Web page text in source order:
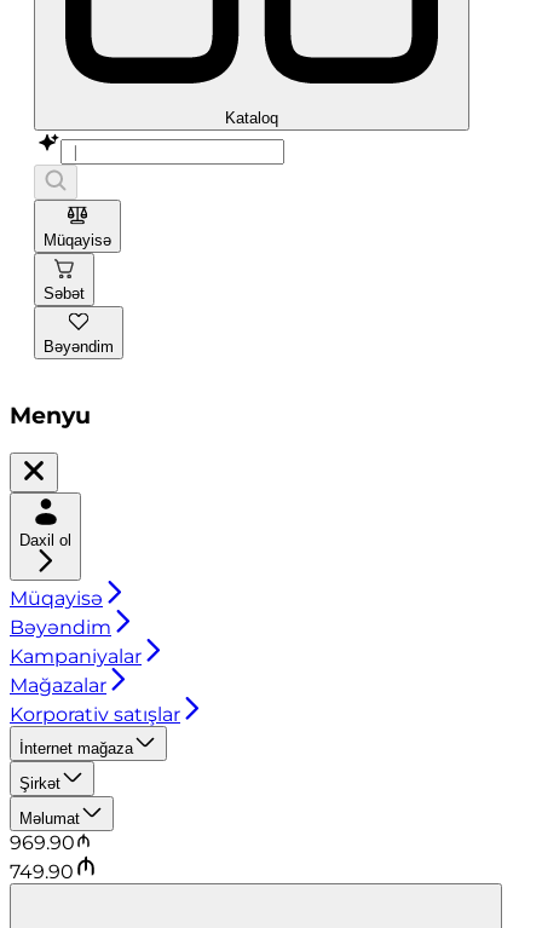
Kataloq
Müqayisə
Səbət
Bəyəndim
Menyu
Daxil ol
Müqayisə
Bəyəndim
Kampaniyalar
Mağazalar
Korporativ satışlar
İnternet mağaza
Şirkət
Məlumat
969.90
749.90